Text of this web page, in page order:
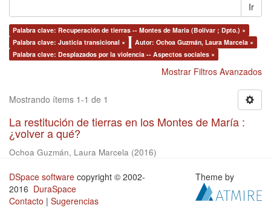
Ir
Palabra clave: Recuperación de tierras -- Montes de María (Bolívar ; Dpto.) ×
Palabra clave: Justicia transicional ×
Autor: Ochoa Guzmán, Laura Marcela ×
Palabra clave: Desplazados por la violencia -- Aspectos sociales ×
Mostrar Filtros Avanzados
Mostrando ítems 1-1 de 1
La restitución de tierras en los Montes de María :
¿volver a qué?
Ochoa Guzmán, Laura Marcela (2016)
DSpace software copyright © 2002-
2016 DuraSpace
Contacto | Sugerencias
Theme by